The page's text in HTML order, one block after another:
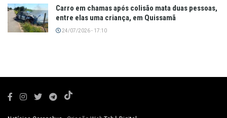
Carro em chamas após colisão mata duas pessoas,
entre elas uma criança, em Quissamã
24/07/2026 - 17:10